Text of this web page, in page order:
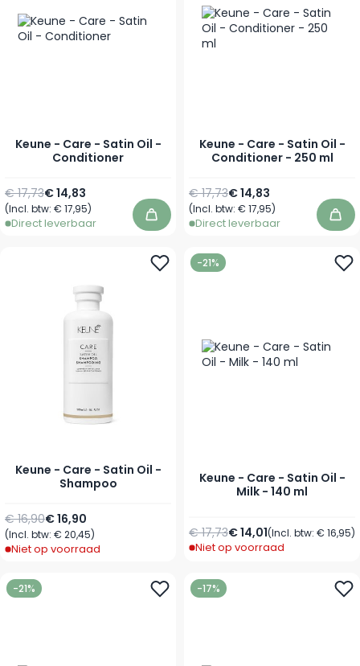
Keune - Care - Satin Oil -
Conditioner
Vanaf
€ 14,83
Normale prijs
€ 17,73
(Incl. btw: € 17,95)
Direct leverbaar In winkelwagen
Keune - Care - Satin Oil -
Conditioner - 250 ml
Speciale prijs
€ 14,83
Normale prijs
€ 17,73
(Incl. btw: € 17,95)
Direct leverbaar In
Keune - Care - Satin Oil -
Shampoo
Vanaf
€ 16,90
Normale prijs
€ 16,90
(Incl. btw: € 20,45)
Niet op voorraad
-21%
Keune - Care - Satin Oil -
Milk - 140 ml
Speciale prijs
€ 14,01
Normale prijs
€ 17,73 (Incl. btw: € 16,95)
Niet op voorraad
-21% -17%